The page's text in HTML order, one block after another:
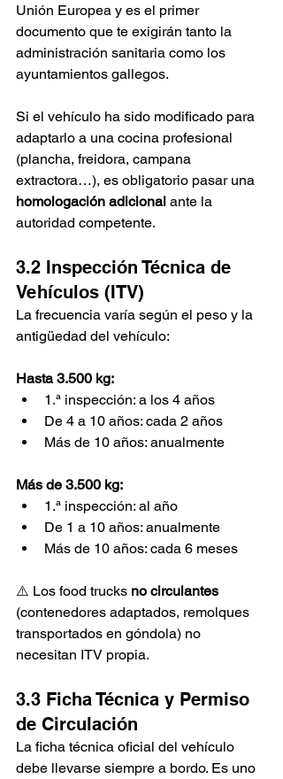
Unión Europea y es el primer
documento que te exigirán tanto la
administración sanitaria como los
ayuntamientos gallegos.
Si el vehículo ha sido modificado para
adaptarlo a una cocina profesional
(plancha, freidora, campana
extractora…), es obligatorio pasar una
homologación adicional ante la
autoridad competente.
3.2 Inspección Técnica de
Vehículos (ITV)
La frecuencia varía según el peso y la
antigüedad del vehículo:
Hasta 3.500 kg:
1.ª inspección: a los 4 años
De 4 a 10 años: cada 2 años
Más de 10 años: anualmente
Más de 3.500 kg:
1.ª inspección: al año
De 1 a 10 años: anualmente
Más de 10 años: cada 6 meses
⚠️ Los food trucks no circulantes
(contenedores adaptados, remolques
transportados en góndola) no
necesitan ITV propia.
3.3 Ficha Técnica y Permiso
de Circulación
La ficha técnica oficial del vehículo
debe llevarse siempre a bordo. Es uno